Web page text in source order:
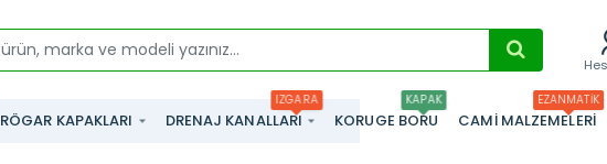
RÖGAR KAPAKLARI DRENAJ KANALLARI
IZGARA
KORUGE BORU
KAPAK
CAMI MALZEMELERI
EZANMATIK